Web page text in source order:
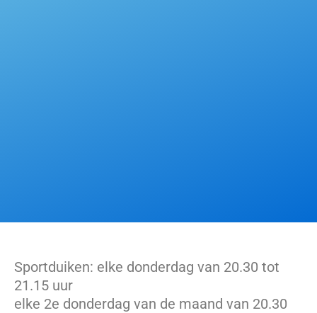
Sportduiken: elke donderdag van 20.30 tot
21.15 uur
elke 2e donderdag van de maand van 20.30